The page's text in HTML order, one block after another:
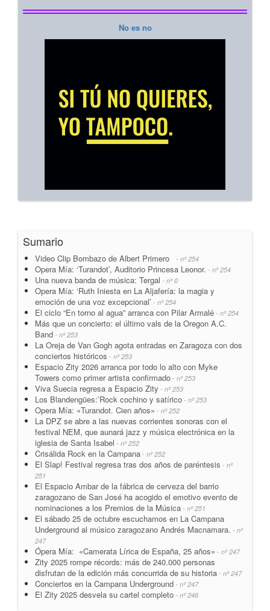
No es no
Sumario
Video Clip Bombazo de Albert Primero - nº 254
Opera Mía: ‘Turandot’, Auditorio Princesa Leonor. - nº 254
Una nueva banda de música: Tergal - nº 0
Opera Mía: ‘Ruth Iniesta en La Aljafería: la magia y
emoción de una voz excepcional’ - nº 254
El ciclo “En torno al agua” arranca con Pilar Armalé - nº 254
Más que un concierto: el último vals de la Oregon A.C.
Band - nº 253
La Oreja de Van Gogh agota entradas en Zaragoza con dos
conciertos históricos - nº 253
Espacio Zity 2026 arranca por todo lo alto con Myke
Towers como primer artista confirmado - nº 253
Viva Suecia regresa a Espacio Zity - nº 253
Los Blandengües:’Rock cochino y satírico - nº 253
Opera Mía: «Turandot. Cien años» - nº 252
La DPZ se abre a las nuevas corrientes sonoras con el
festival NEM, que aunará jazz y música electrónica en la
iglesia de Santa Isabel - nº 252
Crisálida Rock en la Campana - nº 252
El Slap! Festival regresa tras dos años de paréntesis - nº
251
El Espacio Ambar de la fábrica de cerveza del barrio
zaragozano de San José ha acogido el emotivo evento de
nominaciones a los Premios de la Música - nº 251
El sábado 25 de octubre escuchamos en La Campana
Underground al músico zaragozano Andrés Macnamara. - nº
247
Ópera Mía: «Camerata Lírica de España, 25 años» - nº 247
Zity 2025 rompe récords: más de 240.000 personas
disfrutan de la edición más concurrida de su historia - nº 247
Conciertos en la Campana Underground - nº 247
El Zity 2025 desvela su cartel completo - nº 246